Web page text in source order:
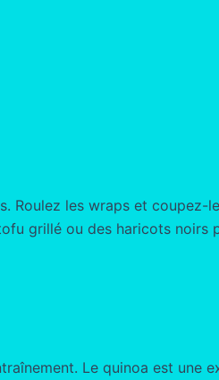
Roulez les wraps et coupez-
grillé ou des haricots noirs
Le quinoa est une